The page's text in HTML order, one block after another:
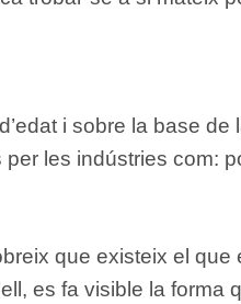
i sobre la base
les indústries com:
que existeix el
es fa visible la forma